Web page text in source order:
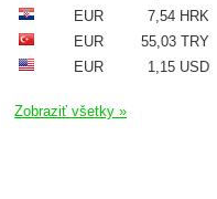
EUR
7,54 HRK
EUR
55,03 TRY
EUR
1,15 USD
Zobraziť všetky »